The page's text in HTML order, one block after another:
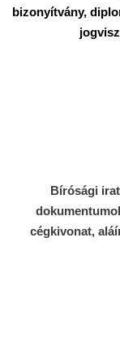
bizonyítvány,
Bírósági
cégkivonat,